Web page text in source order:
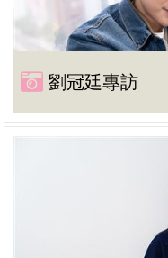
劉冠廷專訪